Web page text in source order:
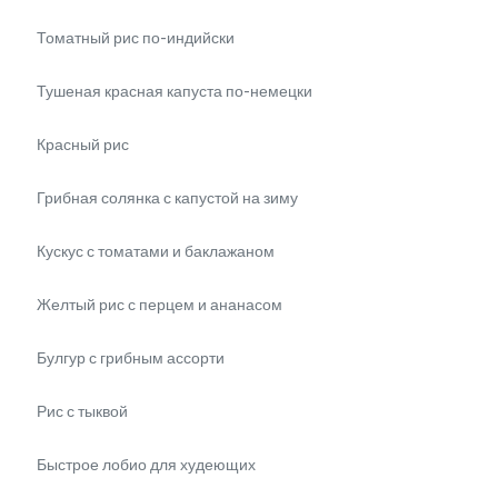
Томатный рис по-индийски
Тушеная красная капуста по-немецки
Красный рис
Грибная солянка с капустой на зиму
Кускус с томатами и баклажаном
Желтый рис с перцем и ананасом
Булгур с грибным ассорти
Рис с тыквой
Быстрое лобио для худеющих